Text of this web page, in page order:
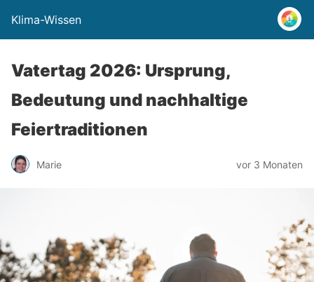
Klima-Wissen
Vatertag 2026: Ursprung,
Bedeutung und nachhaltige
Feiertraditionen
Marie vor 3 Monaten